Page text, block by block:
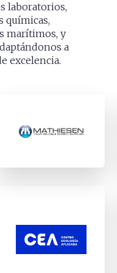
laboratorios,
químicas,
marítimos, y
a
excelencia.